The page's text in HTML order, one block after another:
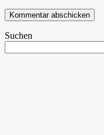
Suchen